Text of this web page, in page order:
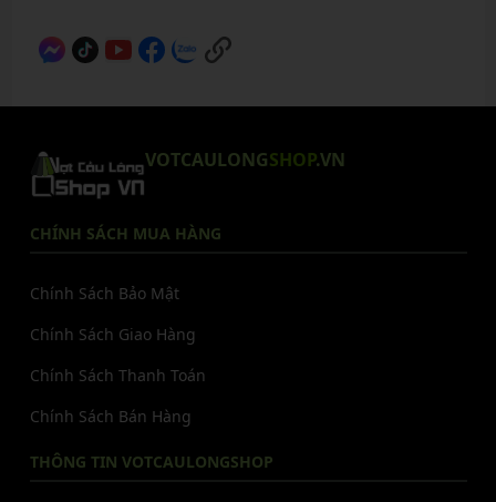
VOTCAULONGSHOP.VN
CHÍNH SÁCH MUA HÀNG
Chính Sách Bảo Mật
Chính Sách Giao Hàng
Chính Sách Thanh Toán
Chính Sách Bán Hàng
THÔNG TIN VOTCAULONGSHOP